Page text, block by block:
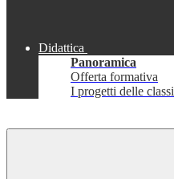
Didattica
Panoramica
Offerta formativa
I progetti delle classi